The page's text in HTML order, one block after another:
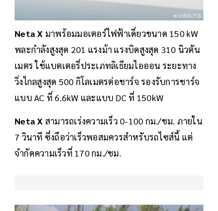
Neta X มาพร้อมมอเตอร์ไฟฟ้าเดี่ยวขนาด 150 kW
พละกำลังสูงสุด 201 แรงม้า แรงบิดสูงสุด 310 นิวตัน
เมตร ใช้แบตเตอรี่ประเภทลิเธียมไอออน ระยะทาง
วิ่งไกลสูงสุด 500 กิโลเมตรต่อชาร์จ รองรับการชาร์จ
แบบ AC ที่ 6.6kW และแบบ DC ที่ 150kW
Neta X สามารถเร่งความเร็ว 0-100 กม./ชม. ภายใน
7 วินาที ซึ่งถือว่าเร็วพอสมควรสำหรับรถไซส์นี้ แต่
จำกัดความเร็วที่ 170 กม./ชม.